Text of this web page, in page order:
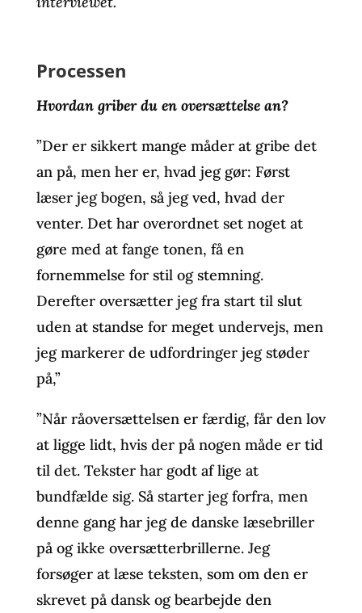
Processen
Hvordan griber du en oversættelse an?
”Der er sikkert mange måder at gribe det
an på, men her er, hvad jeg gør: Først
læser jeg bogen, så jeg ved, hvad der
venter. Det har overordnet set noget at
gøre med at fange tonen, få en
fornemmelse for stil og stemning.
Derefter oversætter jeg fra start til slut
uden at standse for meget undervejs, men
jeg markerer de udfordringer jeg støder
på,”
”Når råoversættelsen er færdig, får den lov
at ligge lidt, hvis der på nogen måde er tid
til det. Tekster har godt af lige at
bundfælde sig. Så starter jeg forfra, men
denne gang har jeg de danske læsebriller
på og ikke oversætterbrillerne. Jeg
forsøger at læse teksten, som om den er
skrevet på dansk og bearbejde den